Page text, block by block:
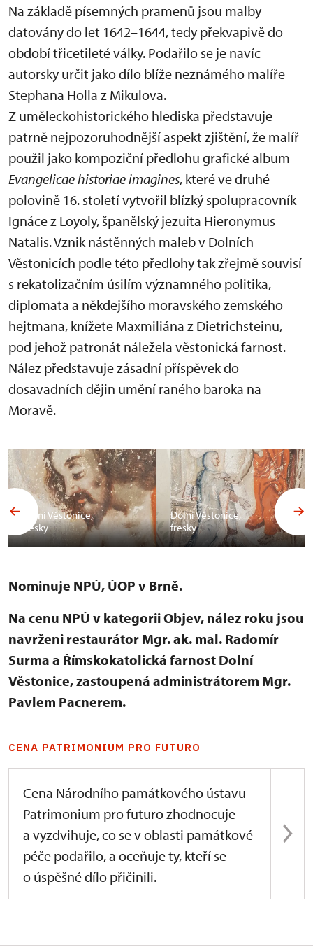
Na základě písemných pramenů jsou malby
datovány do let 1642–1644, tedy překvapivě do
období třicetileté války. Podařilo se je navíc
autorsky určit jako dílo blíže neznámého malíře
Stephana Holla z Mikulova.
Z uměleckohistorického hlediska představuje
patrně nejpozoruhodnější aspekt zjištění, že malíř
použil jako kompoziční předlohu grafické album
Evangelicae historiae imagines, které ve druhé
polovině 16. století vytvořil blízký spolupracovník
Ignáce z Loyoly, španělský jezuita Hieronymus
Natalis. Vznik nástěnných maleb v Dolních
Věstonicích podle této předlohy tak zřejmě souvisí
s rekatolizačním úsilím významného politika,
diplomata a někdejšího moravského zemského
hejtmana, knížete Maxmiliána z Dietrichsteinu,
pod jehož patronát náležela věstonická farnost.
Nález představuje zásadní příspěvek do
dosavadních dějin umění raného baroka na
Moravě.
Dolní Věstonice,
fresky
Dolní Věstonice,
fresky
Nominuje NPÚ, ÚOP v Brně.
Na cenu NPÚ v kategorii Objev, nález roku jsou
navrženi restaurátor Mgr. ak. mal. Radomír
Surma a Římskokatolická farnost Dolní
Věstonice, zastoupená administrátorem Mgr.
Pavlem Pacnerem.
CENA PATRIMONIUM PRO FUTURO
Cena Národního památkového ústavu
Patrimonium pro futuro zhodnocuje
a vyzdvihuje, co se v oblasti památkové
péče podařilo, a oceňuje ty, kteří se
o úspěšné dílo přičinili.